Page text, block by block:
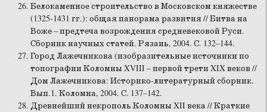
Белокаменное строительство в Московском княжестве
(1325-1431 гг.): общая панорама развития // Битва на
Воже – предтеча возрождения средневековой Руси.
Сборник научных статей. Рязань, 2004. С. 132–144.
Город Лажечникова (изобразительные источники по
топографии Коломны XVIII – первой трети XIX веков //
Дом Лажечникова: Историко-литературный сборник.
Вып.1. Коломна, 2004. С. 137–142.
Древнейший некрополь Коломны XII века // Краткие